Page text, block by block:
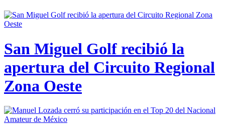
San Miguel Golf recibió la
apertura del Circuito Regional
Zona Oeste